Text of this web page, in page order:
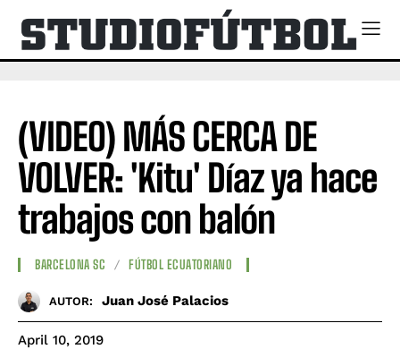
(VIDEO) MÁS CERCA DE
VOLVER: 'Kitu' Díaz ya hace
trabajos con balón
BARCELONA SC FÚTBOL ECUATORIANO
AUTOR: Juan José Palacios
April 10, 2019